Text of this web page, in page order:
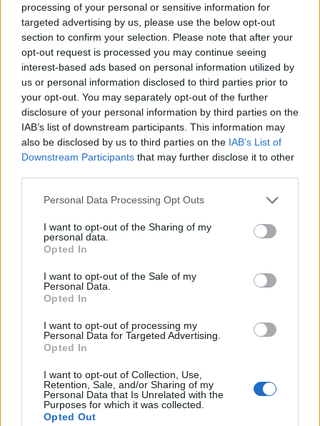
processing of your personal or sensitive information for
targeted advertising by us, please use the below opt-out
section to confirm your selection. Please note that after your
opt-out request is processed you may continue seeing
interest-based ads based on personal information utilized by
us or personal information disclosed to third parties prior to
your opt-out. You may separately opt-out of the further
disclosure of your personal information by third parties on the
IAB’s list of downstream participants. This information may
also be disclosed by us to third parties on the IAB’s List of
Downstream Participants that may further disclose it to other
Personal Data Processing Opt Outs
I want to opt-out of the Sharing of my
personal data.
Opted In
I want to opt-out of the Sale of my
Personal Data.
Opted In
I want to opt-out of processing my
Personal Data for Targeted Advertising.
Opted In
I want to opt-out of Collection, Use,
Retention, Sale, and/or Sharing of my
Personal Data that Is Unrelated with the
Purposes for which it was collected.
Opted Out
Συγκεκριμένα, στην ως άνω δομή Υγείας
παρατηρούνται βασικές και σημαντικές ελλείψεις
σε προσωπικό που καθιστούν επισφαλή την
αποτελεσματική αντιμετώπιση των εισερχομένων
περιστατικών. Ενδεικτικά αναφέρουμε, ότι το ΚΥ
Πολιχνίτου λειτουργεί με 3 μόνιμες νοσηλεύτριες
και 4 επικουρικές, ενώ σε περίπτωση απουσίας της
μοναδικής επικουρικής διοικητικής υπαλλήλου, μια
εκ των νοσηλευτριών αναλαμβάνει την
επικουρικό πίνακα προσλήψεων υπάρχει
διαθεσιμότητα επικουρικών διοικητικών
υπαλλήλων με αίτημα τοποθέτησης στο Κέντρο
Υγείας Πολιχνίτου. Επιπλέον, στο μικροβιολογικό
εργαστήριο του Κέντρου απασχολούνται δύο
τεχνολόγοι, ενώ ένας τεχνολόγος ακτινολογικού
Περαιτέρω, η διοίκηση του Κέντρου έχει
θέσεων ιατρών διαφόρων αναγκαίων
ειδικοτήτων, όπως ορθοπεδικού, γενικού ιατρού,
γυναικολόγου και παιδιάτρου. Επισημαίνεται ότι